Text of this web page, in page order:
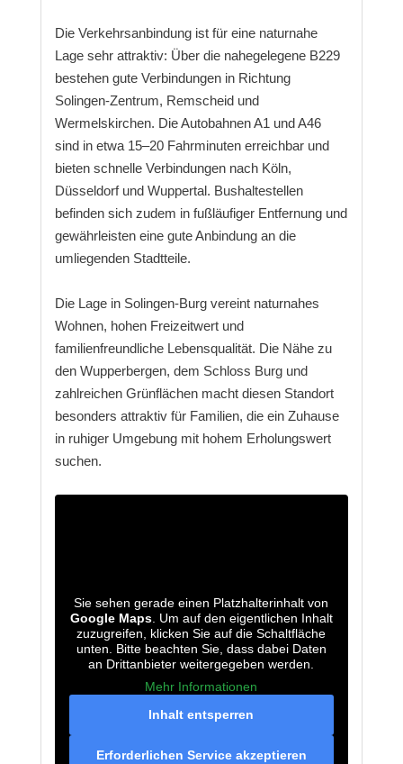
Die Verkehrsanbindung ist für eine naturnahe
Lage sehr attraktiv: Über die nahegelegene B229
bestehen gute Verbindungen in Richtung
Solingen-Zentrum, Remscheid und
Wermelskirchen. Die Autobahnen A1 und A46
sind in etwa 15–20 Fahrminuten erreichbar und
bieten schnelle Verbindungen nach Köln,
Düsseldorf und Wuppertal. Bushaltestellen
befinden sich zudem in fußläufiger Entfernung und
gewährleisten eine gute Anbindung an die
umliegenden Stadtteile.
Die Lage in Solingen-Burg vereint naturnahes
Wohnen, hohen Freizeitwert und
familienfreundliche Lebensqualität. Die Nähe zu
den Wupperbergen, dem Schloss Burg und
zahlreichen Grünflächen macht diesen Standort
besonders attraktiv für Familien, die ein Zuhause
in ruhiger Umgebung mit hohem Erholungswert
suchen.
Sie sehen gerade einen Platzhalterinhalt von
Google Maps. Um auf den eigentlichen Inhalt
zuzugreifen, klicken Sie auf die Schaltfläche
unten. Bitte beachten Sie, dass dabei Daten
an Drittanbieter weitergegeben werden.
Mehr Informationen
Inhalt entsperren
Erforderlichen Service akzeptieren